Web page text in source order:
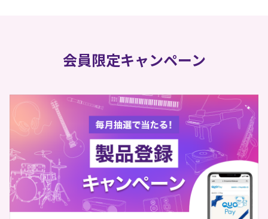
会員限定キャンペーン